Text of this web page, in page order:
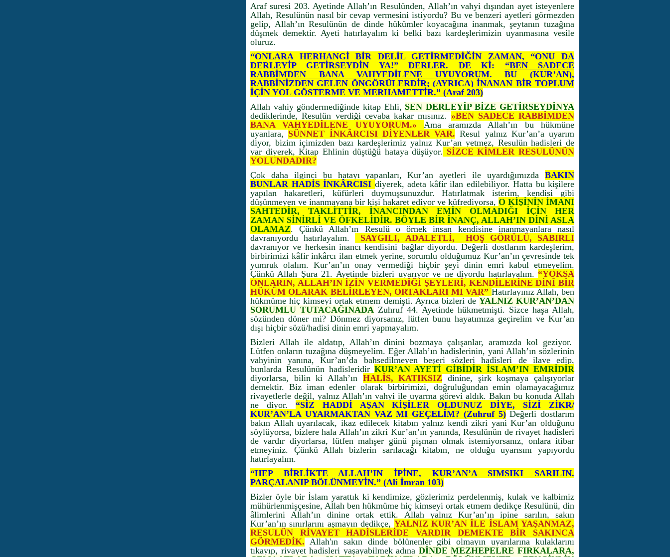
Araf suresi 203. Ayetinde Allah’ın Resulünden, Allah’ın vahyi dışından ayet isteyenlere
Allah, Resulünün nasıl bir cevap vermesini istiyordu? Bu ve benzeri ayetleri görmezden
gelip, Allah’ın Resulünün de dinde hükümler koyacağına inanmak, şeytanın tuzağına
düşmek demektir. Ayeti hatırlayalım ki belki bazı kardeşlerimizin uyanmasına vesile
oluruz.
“ONLARA HERHANGİ BİR DELİL GETİRMEDİĞİN ZAMAN, “ONU DA
DERLEYİP GETİRSEYDİN YA!” DERLER. DE Kİ: “BEN SADECE
RABBİMDEN BANA VAHYEDİLENE UYUYORUM. BU (KUR’AN),
RABBİNİZDEN GELEN ÖNGÖRÜLERDİR; (AYRICA) İNANAN BİR TOPLUM
İÇİN YOL GÖSTERME VE MERHAMETTİR.” (Araf 203)
Allah vahiy göndermediğinde kitap Ehli, SEN DERLEYİP BİZE GETİRSEYDİNYA
dediklerinde, Resulün verdiği cevaba kakar mısınız. »BEN SADECE RABBİMDEN
BANA VAHYEDİLENE UYUYORUM.» Ama aramızda Allah’ın bu hükmüne
uyanlara, SÜNNET İNKÂRCISI DİYENLER VAR. Resul yalnız Kur’an’a uyarım
diyor, bizim içimizden bazı kardeşlerimiz yalnız Kur’an yetmez, Resulün hadisleri de
var diyerek, Kitap Ehlinin düştüğü hataya düşüyor. SİZCE KİMLER RESULÜNÜN
YOLUNDADIR?
Çok daha ilginci bu hatayı yapanları, Kur’an ayetleri ile uyardığımızda BAKIN
BUNLAR HADİS İNKÂRCISI diyerek, adeta kâfir ilan edilebiliyor. Hatta bu kişilere
yapılan hakaretleri, küfürleri duymuşsunuzdur. Hatırlatmak isterim, kendisi gibi
düşünmeyen ve inanmayana bir kişi hakaret ediyor ve küfrediyorsa, O KİŞİNİN İMANI
SAHTEDİR, TAKLİTTİR, İNANCINDAN EMİN OLMADIĞI İÇİN HER
ZAMAN SİNİRLİ VE ÖFKELİDİR. BÖYLE BİR İNANÇ, ALLAH’IN DİNİ ASLA
OLAMAZ. Çünkü Allah’ın Resulü o örnek insan kendisine inanmayanlara nasıl
davranıyordu hatırlayalım.
SAYGILI, ADALETLİ, HOŞ GÖRÜLÜ, SABIRLI
davranıyor ve herkesin inancı kendisini bağlar diyordu. Değerli dostlarım kardeşlerim,
birbirimizi kâfir inkârcı ilan etmek yerine, sorumlu olduğumuz Kur’an’ın çevresinde tek
yumruk olalım. Kur’an’ın onay vermediği hiçbir şeyi dinin emri kabul etmeyelim.
Çünkü Allah Şura 21. Ayetinde bizleri uyarıyor ve ne diyordu hatırlayalım. “YOKSA
ONLARIN, ALLAH’IN İZİN VERMEDİĞİ ŞEYLERİ, KENDİLERİNE DİNÎ BİR
HÜKÜM OLARAK BELİRLEYEN, ORTAKLARI MI VAR” Hatırlayınız Allah, ben
hükmüme hiç kimseyi ortak etmem demişti. Ayrıca bizleri de YALNIZ KUR’AN’DAN
SORUMLU TUTACAĞINADA Zuhruf 44. Ayetinde hükmetmişti. Sizce haşa Allah,
sözünden döner mi? Dönmez diyorsanız, lütfen bunu hayatımıza geçirelim ve Kur’an
dışı hiçbir sözü/hadisi dinin emri yapmayalım.
Bizleri Allah ile aldatıp, Allah’ın dinini bozmaya çalışanlar, aramızda kol geziyor.
Lütfen onların tuzağına düşmeyelim. Eğer Allah’ın hadislerinin, yani Allah’ın sözlerinin
vahyinin yanına, Kur’an’da bahsedilmeyen beşeri sözleri hadisleri de ilave edip,
bunlarda Resulünün hadisleridir KUR’AN AYETİ GİBİDİR İSLAM’IN EMRİDİR
diyorlarsa, bilin ki Allah’ın HALİS, KATIKSIZ dinine, şirk koşmaya çalışıyorlar
demektir. Biz iman edenler olarak birbirimizi, doğruluğundan emin olamayacağımız
rivayetlerle değil, yalnız Allah’ın vahyi ile uyarma görevi aldık. Bakın bu konuda Allah
ne diyor. “SİZ HADDİ AŞAN KİŞİLER OLDUNUZ DİYE, SİZİ ZİKR/
KUR’AN’LA UYARMAKTAN VAZ MI GEÇELİM? (Zuhruf 5)Değerli dostlarım
bakın Allah uyarılacak, ikaz edilecek kitabın yalnız kendi zikri yani Kur’an olduğunu
söylüyorsa, bizlere hala Allah’ın zikri Kur’an’ın yanında, Resulünün de rivayet hadisleri
de vardır diyorlarsa, lütfen mahşer günü pişman olmak istemiyorsanız, onlara itibar
etmeyiniz. Çünkü Allah bizlerin sarılacağı kitabın, ne olduğu uyarısını yapıyordu
hatırlayalım.
“HEP BİRLİKTE ALLAH’IN İPİNE, KUR’AN’A SIMSIKI SARILIN.
PARÇALANIP BÖLÜNMEYİN.” (Ali İmran 103)
Bizler öyle bir İslam yarattık ki kendimize, gözlerimiz perdelenmiş, kulak ve kalbimiz
mühürlenmişçesine, Allah ben hükmüme hiç kimseyi ortak etmem dedikçe Resulünü, din
âlimlerini Allah’ın dinine ortak ettik. Allah yalnız Kur’an’ın ipine sarılın, sakın
Kur’an’ın sınırlarını aşmayın dedikçe, YALNIZ KUR’AN İLE İSLAM YAŞANMAZ,
RESULÜN RİVAYET HADİSLERİDE VARDIR DEMEKTE BİR SAKINCA
GÖRMEDİK. Allah'ın sakın dinde bölünenler gibi olmayın uyarılarına kulaklarını
tıkayıp, rivayet hadisleri yaşayabilmek adına DİNDE MEZHEPELRE FIRKALARA,